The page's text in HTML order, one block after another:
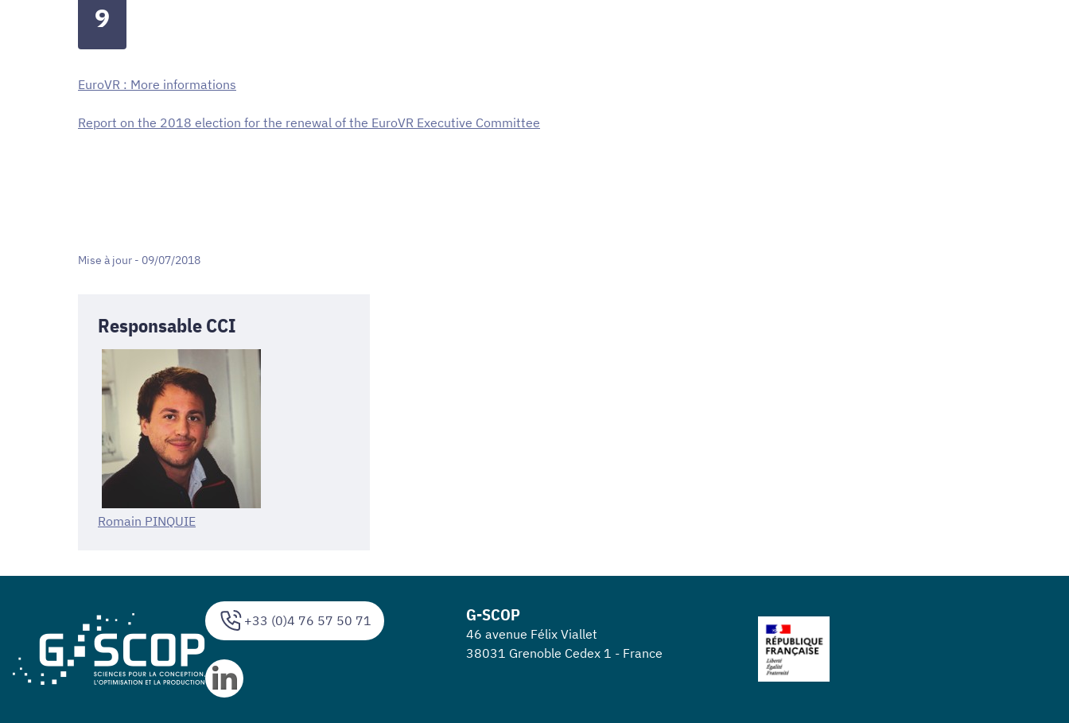
9
EuroVR : More informations
Report on the 2018 election for the renewal of the EuroVR Executive Committee
Mise à jour - 09/07/2018
Responsable CCI
Romain PINQUIE
+33 (0)4 76 57 50 71 G-SCOP
46 avenue Félix Viallet
38031 Grenoble Cedex 1 - France